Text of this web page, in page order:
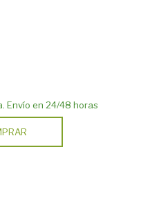
Envío en 24/48 horas